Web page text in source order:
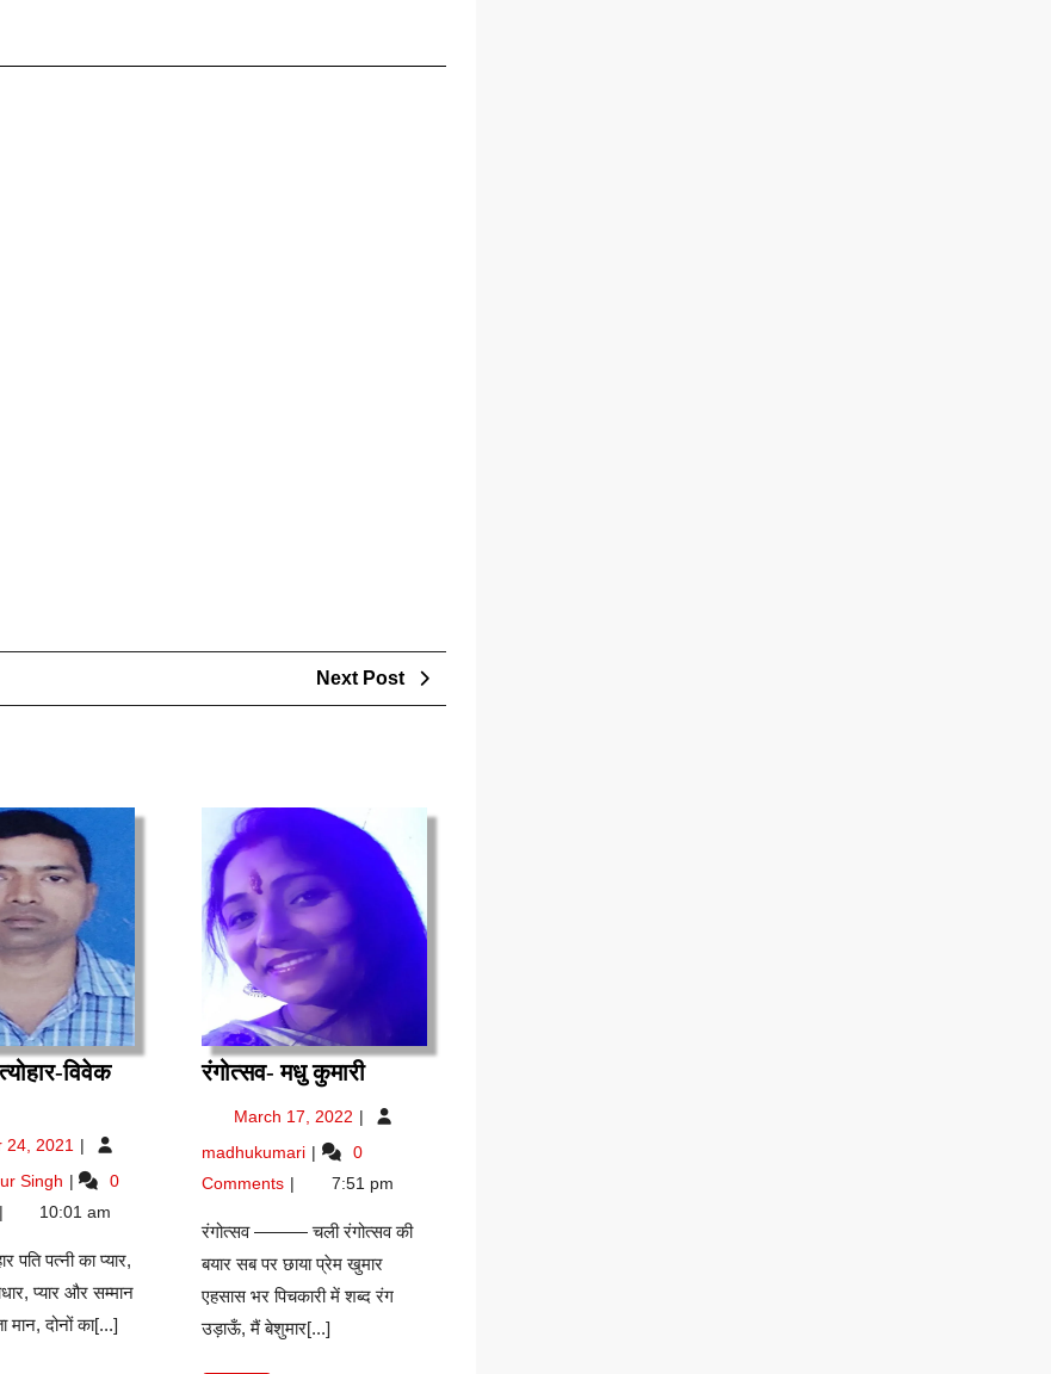
Next Post
विवेक
24, 2021 October
2021
Singh करवाचौथ
विवेक
कुमार
0
10:01 am
पति पत्नी का प्यार,
प्यार और सम्मान
दोनों का[...]
रंगोत्सव- मधु कुमारीरंगोत्सव-
कुमारी
March 17, 2022 March
2022
madhukumari रंगोत्सव-
कुमारी
0
Comments
7:51 pm
रंगोत्सव ——— चली रंगोत्सव की
बयार सब पर छाया प्रेम खुमार
एहसास भर पिचकारी में शब्द रंग
उड़ाऊँ, मैं बेशुमार[...]